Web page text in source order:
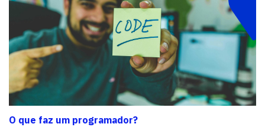
O que faz um programador?